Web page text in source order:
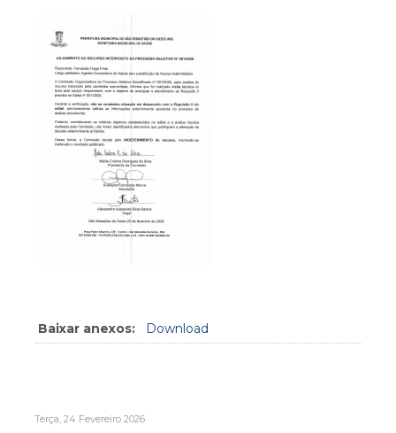
Baixar anexos: Download
Terça, 24 Fevereiro 2026